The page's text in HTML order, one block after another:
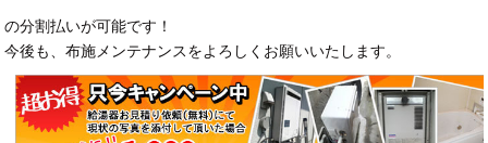
の分割払いが可能です！
今後も、布施メンテナンスをよろしくお願いいたします。